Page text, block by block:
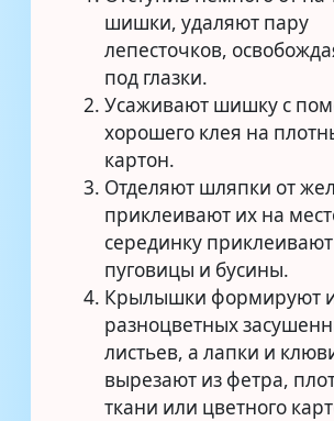
шишки, удаляют пару
лепесточков,
под глазки.
Усаживают шишку с
хорошего клея на
картон.
Отделяют шляпки от
приклеивают их на
серединку приклеивают
пуговицы и бусины.
Крылышки формируют
разноцветных
листьев, а лапки и
вырезают из фетра,
ткани или цветного